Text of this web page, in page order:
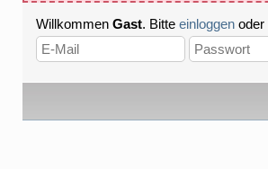
Willkommen Gast. Bitte einloggen oder